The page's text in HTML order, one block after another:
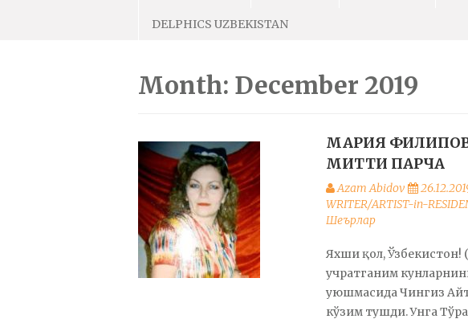
DELPHICS UZBEKISTAN
Month: December 2019
МАРИЯ
МИТТИ ПАРЧА
Azam Abidov
WRITER/ARTIST-in-
Шеърлар
Яхши қол,
учратганим
уюшмасида Чингиз
кўзим тушди. Унга